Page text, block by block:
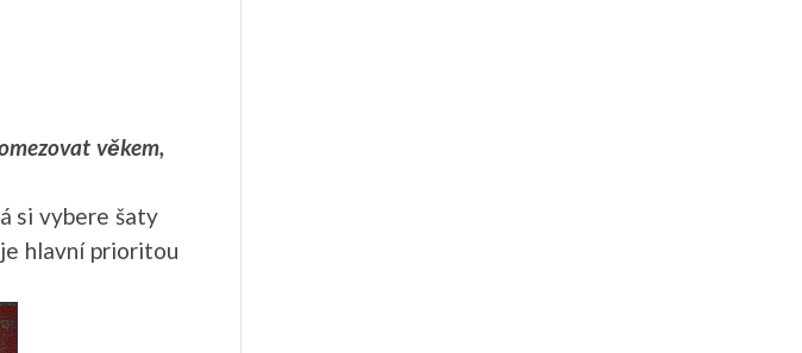
věkem,
si vybere šaty
hlavní prioritou